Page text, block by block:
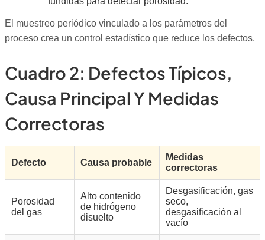
El muestreo periódico vinculado a los parámetros del
proceso crea un control estadístico que reduce los defectos.
Cuadro 2: Defectos Típicos,
Causa Principal Y Medidas
Correctoras
Defecto Causa probable
Medidas
correctoras
Porosidad
del gas
Alto contenido
de hidrógeno
disuelto
Desgasificación, gas
seco,
desgasificación al
vacío